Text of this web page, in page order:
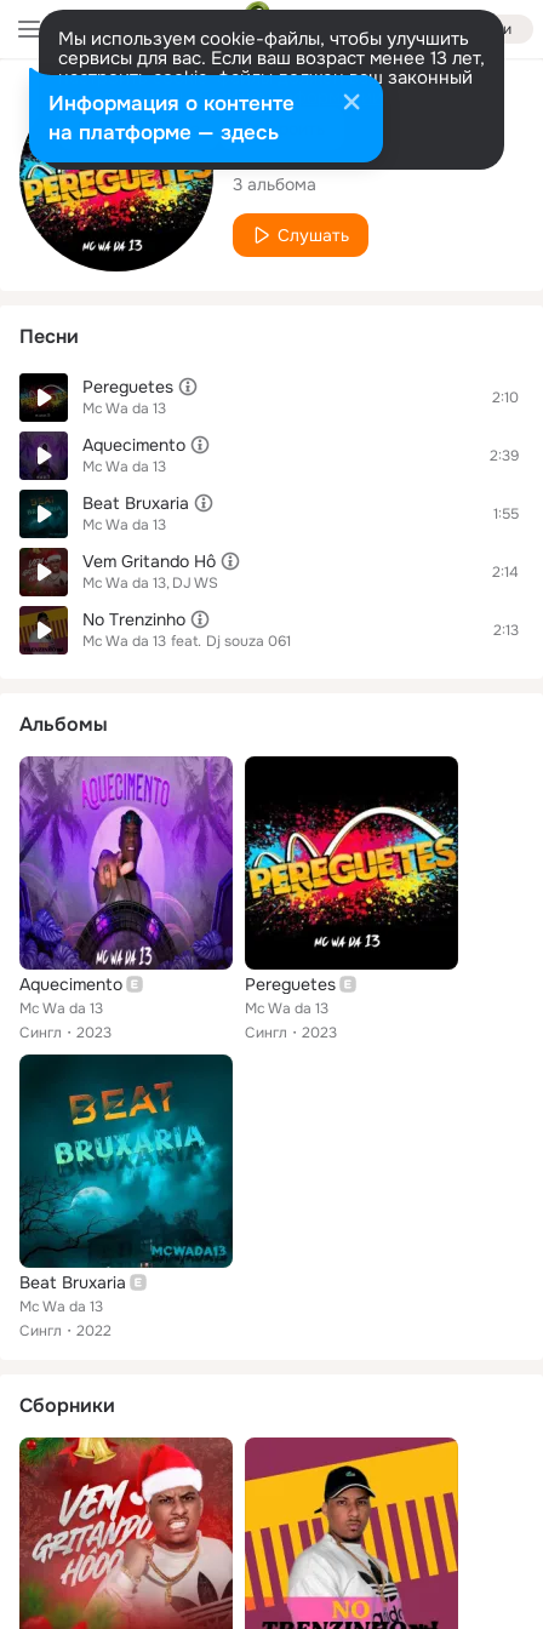
Войти
Мы используем cookie-файлы, чтобы улучшить
сервисы для вас. Если ваш возраст менее 13 лет,
настроить cookie-файлы должен ваш законный
представитель. Больше информации
Разрешить все Настроить
Исполнитель
Mc Wa da 13
3 альбома
Слушать
Песни
Pereguetes
Mc Wa da 13
2:10
Aquecimento
Mc Wa da 13
2:39
Beat Bruxaria
Mc Wa da 13
1:55
Vem Gritando Hô
Mc Wa da 13 DJ WS
2:14
No Trenzinho
Mc Wa da 13 feat. Dj souza 061
2:13
Альбомы
Aquecimento
Mc Wa da 13
Сингл
2023
Pereguetes
Mc Wa da 13
Сингл
2023
Beat Bruxaria
Mc Wa da 13
Сингл
2022
Сборники
Информация о контенте
на платформе — здесь